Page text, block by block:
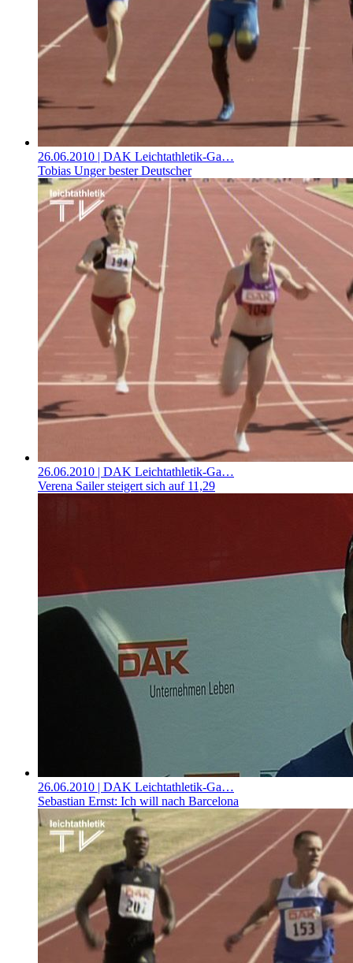
26.06.2010 | DAK Leichtathletik-Ga…
Tobias Unger bester Deutscher
26.06.2010 | DAK Leichtathletik-Ga…
Verena Sailer steigert sich auf 11,29
26.06.2010 | DAK Leichtathletik-Ga…
Sebastian Ernst: Ich will nach Barcelona